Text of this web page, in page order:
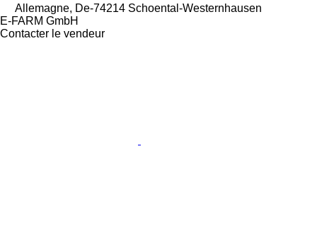
Allemagne, De-74214 Schoental-Westernhausen
E-FARM GmbH
Contacter le vendeur